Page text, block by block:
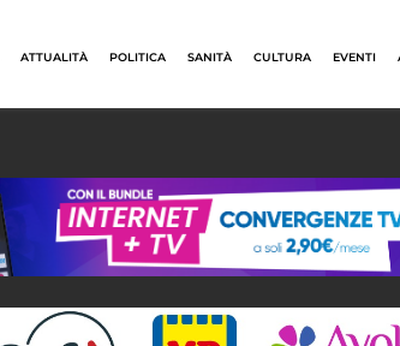
ATTUALITÀ POLITICA SANITÀ CULTURA EVENTI